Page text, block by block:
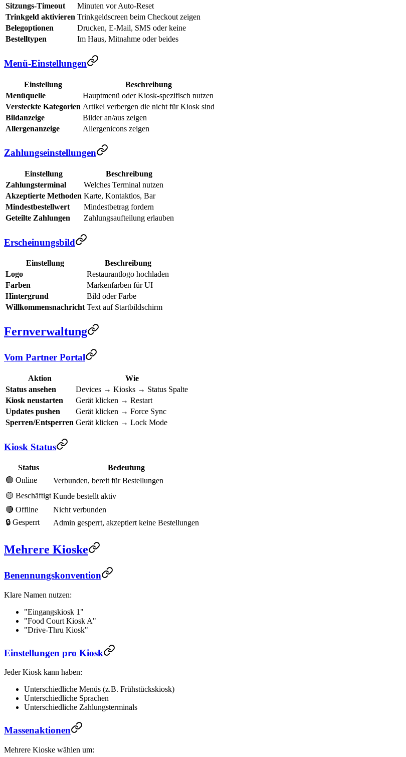
Sitzungs-Timeout
Minuten vor Auto-Reset
Trinkgeld aktivieren Trinkgeldscreen beim Checkout zeigen
Belegoptionen
Drucken, E-Mail, SMS oder keine
Bestelltypen
Im Haus, Mitnahme oder beides
Menü-Einstellungen
Einstellung
Beschreibung
Menüquelle
Hauptmenü oder Kiosk-spezifisch nutzen
Versteckte Kategorien Artikel verbergen die nicht für Kiosk sind
Bildanzeige
Bilder an/aus zeigen
Allergenanzeige
Allergenicons zeigen
Zahlungseinstellungen
Einstellung
Beschreibung
Zahlungsterminal
Welches Terminal nutzen
Akzeptierte Methoden Karte, Kontaktlos, Bar
Mindestbestellwert
Mindestbetrag fordern
Geteilte Zahlungen
Zahlungsaufteilung erlauben
Erscheinungsbild
Einstellung
Beschreibung
Logo
Restaurantlogo hochladen
Farben
Markenfarben für UI
Hintergrund
Bild oder Farbe
Willkommensnachricht Text auf Startbildschirm
Fernverwaltung
Vom Partner Portal
Aktion
Wie
Status ansehen
Devices → Kiosks → Status Spalte
Kiosk neustarten
Gerät klicken → Restart
Updates pushen
Gerät klicken → Force Sync
Sperren/Entsperren Gerät klicken → Lock Mode
Kiosk Status
Status
Bedeutung
🟢 Online
Verbunden, bereit für Bestellungen
🟡 Beschäftigt Kunde bestellt aktiv
🔴 Offline
Nicht verbunden
🔒 Gesperrt
Admin gesperrt, akzeptiert keine Bestellungen
Mehrere Kioske
Benennungskonvention
Klare Namen nutzen:
"Eingangskiosk 1"
"Food Court Kiosk A"
"Drive-Thru Kiosk"
Einstellungen pro Kiosk
Jeder Kiosk kann haben:
Unterschiedliche Menüs (z.B. Frühstückskiosk)
Unterschiedliche Sprachen
Unterschiedliche Zahlungsterminals
Massenaktionen
Mehrere Kioske wählen um: